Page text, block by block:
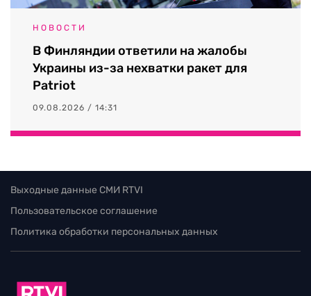
НОВОСТИ
В Финляндии ответили на жалобы
Украины из-за нехватки ракет для
Patriot
09.08.2026 / 14:31
Выходные данные СМИ RTVI
Пользовательское соглашение
Политика обработки персональных данных